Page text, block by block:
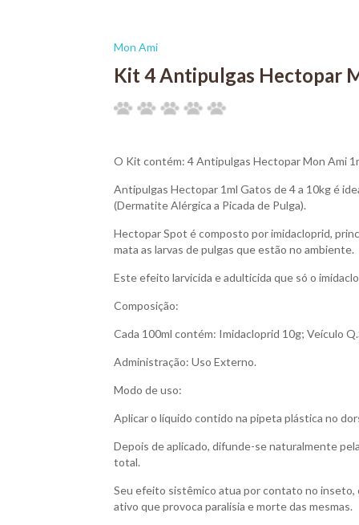
Mon Ami
Kit 4 Antipulgas Hectopar
O Kit contém: 4 Antipulgas Hectopar Mon Ami
Antipulgas Hectopar 1ml Gatos de 4 a 10kg é
(Dermatite Alérgica a Picada de Pulga).
Hectopar Spot é composto por imidacloprid,
mata as larvas de pulgas que estão no ambiente.
Este efeito larvicida e adulticida que só o
Composição:
Cada 100ml contém: Imidacloprid 10g; Veículo
Administração: Uso Externo.
Modo de uso:
Aplicar o líquido contido na pipeta plástica no
Depois de aplicado, difunde-se naturalmente
total.
Seu efeito sistêmico atua por contato no inseto,
ativo que provoca paralisia e morte das mesmas.